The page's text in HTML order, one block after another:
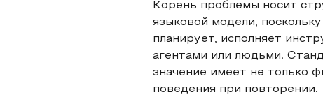
Корень проблемы носит
языковой модели,
планирует, исполняет
агентами или людьми.
значение имеет не только
поведения при повторении.